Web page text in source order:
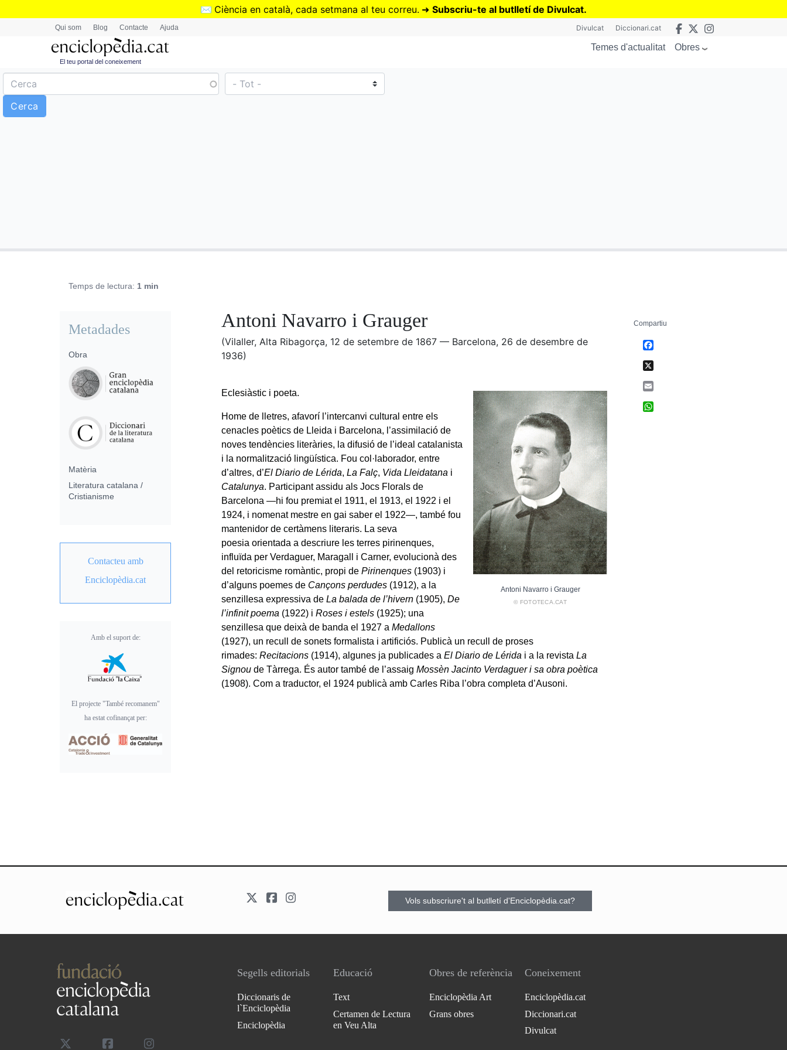
Vés
✉️ Ciència en català, cada setmana al teu correu. ➜ Subscriu-te al butlletí de Divulcat.
Qui som Blog Contacte Ajuda Divulcat Diccionari.cat
El teu portal del coneixement
Temes d'actualitat Obres
Temps de lectura: 1 min
Antoni Navarro i Grauger
(Vilaller, Alta Ribagorça, 12 de setembre de 1867 — Barcelona, 26 de desembre de
1936)
Antoni Navarro i Grauger
© FOTOTECA.CAT
Eclesiàstic i poeta.
Home de lletres, afavorí l’intercanvi cultural entre els
cenacles poètics de Lleida i Barcelona, l’assimilació de
noves tendències literàries, la difusió de l’ideal catalanista
i la normalització lingüística. Fou col·laborador, entre
d’altres, d’El Diario de Lérida,La Falç, Vida Lleidatana i
Catalunya. Participant assidu als Jocs Florals de
Barcelona —hi fou premiat el 1911, el 1913, el 1922 i el
1924, i nomenat mestre en gai saber el 1922—, també fou
mantenidor de certàmens literaris. La seva
poesia orientada a descriure les terres pirinenques,
influïda per Verdaguer, Maragall i Carner, evolucionà des
del retoricisme romàntic, propi dePirinenques (1903) i
d’alguns poemes de Cançons perdudes (1912), a la
senzillesa expressiva deLa balada de l’hivern (1905),De
l’infinit poema (1922) iRoses i estels (1925); una
senzillesa que deixà de banda el 1927 aMedallons
(1927), un recull de sonets formalista i artificiós. Publicà un recull de proses
rimades:Recitacions (1914), algunes ja publicades aEl Diario de Lérida i a la revistaLa
Signou de Tàrrega. És autor també de l’assaigMossèn Jacinto Verdaguer i sa obra poètica
(1908). Com a traductor, el 1924 publicà amb Carles Riba l’obra completa d’Ausoni.
Metadades
Obra
Matèria
Literatura catalana /
Cristianisme
Contacteu amb
Enciclopèdia.cat
Amb el suport de:
El projecte "També recomanem"
ha estat cofinançat per:
Compartiu
Vols subscriure't al butlletí d'Enciclopèdia.cat?
Segells editorials
Diccionaris de
l`Enciclopèdia
Enciclopèdia
Educació
Text
Certamen de Lectura
en Veu Alta
Obres de referència
Enciclopèdia Art
Grans obres
Coneixement
Enciclopèdia.cat
Diccionari.cat
Divulcat